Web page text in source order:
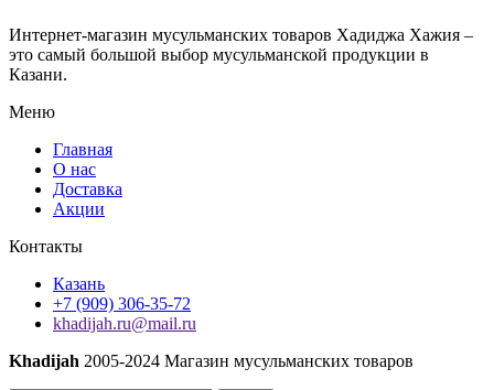
брелок
оптом
Интернет-магазин мусульманских товаров Хадиджа Хажия –
это самый большой выбор мусульманской продукции в
Казани.
Меню
Главная
О нас
Доставка
Акции
Контакты
Казань
+7 (909) 306-35-72
khadijah.ru@mail.ru
Khadijah 2005-2024 Магазин мусульманских товаров